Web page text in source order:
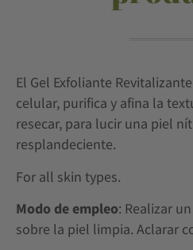
El Gel Exfoliante
celular, purifica y afina la
resecar, para lucir una piel
resplandeciente.
For all skin types.
Modo de empleo: Realizar
sobre la piel limpia. Aclarar